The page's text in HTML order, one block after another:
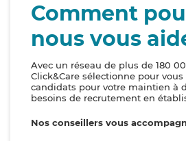
Comment
nous vous
Avec un réseau de plus de 180
Click&Care sélectionne pour
candidats pour votre maintien à
besoins de recrutement en
Nos conseillers vous